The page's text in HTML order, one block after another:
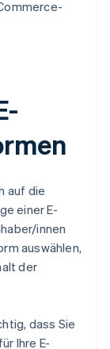
auf die
einer E-
innen
auswählen,
der
dass Sie
Ihre E-